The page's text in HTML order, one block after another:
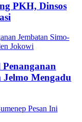
PKH, Dinsos
Jelmo Mengadu